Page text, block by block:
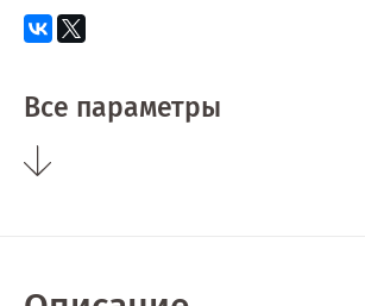
Все параметры